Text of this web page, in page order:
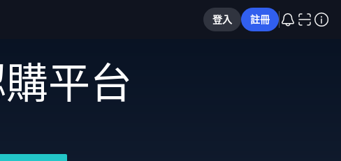
登入 註冊
平台